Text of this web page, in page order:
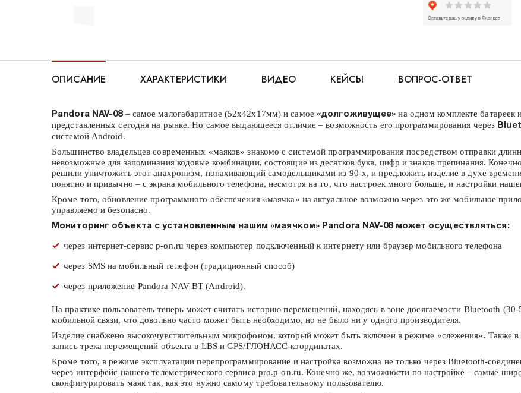
ОПИСАНИЕ ХАРАКТЕРИСТИКИ ВИДЕО КЕЙСЫ ВОПРОС-ОТВЕТ
Pandora NAV-08– самое малогабаритное (52х42х17мм) и самое «долгоживущее» на одном комплекте
представленных сегодня на рынке. Но самое выдающееся отличие – возможность его программирования через
системой Android.
Большинство владельцев современных «маяков» знакомо с системой программирования посредством отправки
невозможные для запоминания кодовые комбинации, состоящие из десятков букв, цифр и знаков препинания.
решили уничтожить этот анахронизм, попахивающий самодельщиками из 90-х, и предложить изделие в духе
понятно и привычно – с экрана мобильного телефона, несмотря на то, что настроек много больше, и настройки
Кроме того, обновление программного обеспечения «маячка» на актуальное возможно через это же мобильное
управляемо и безопасно.
Мониторинг объекта с установленным нашим «маячком» Pandora NAV-08 может осуществляться:
через интернет-сервис p-on.ru через компьютер подключенный к интернету или браузер мобильного телефона
через SMS на мобильный телефон (традиционный способ)
через приложение Pandora NAV BT (Android).
На практике пользователь теперь может считать историю перемещений, находясь в зоне досягаемости Bluetooth
мобильной связи, что довольно часто может быть необходимо, но не было ни у одного производителя.
Изделие снабжено высокочувствительным микрофоном, который может быть включен в режиме «слежения». Также
запись трека перемещений объекта в LBS и GPS/ГЛОНАСС-координатах.
Кроме того, в режиме эксплуатации перепрограммирование и настройка возможна не только через Bluetooth-
через интерфейс нашего телеметрического сервиса pro.p-on.ru. Конечно же, возможности по настройке – самые
сконфигурировать маяк так, как это нужно самому требовательному пользователю.